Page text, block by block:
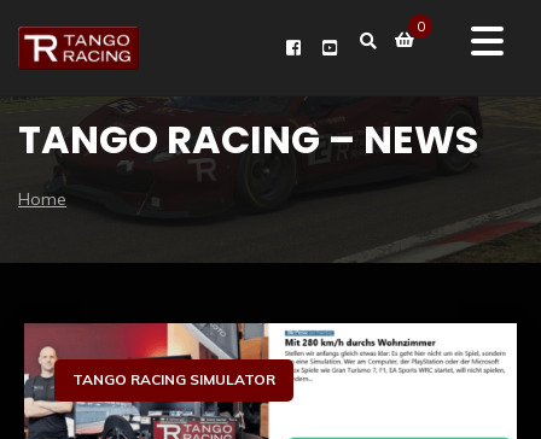
0
TANGO RACING – NEWS
Home
TANGO RACING SIMULATOR